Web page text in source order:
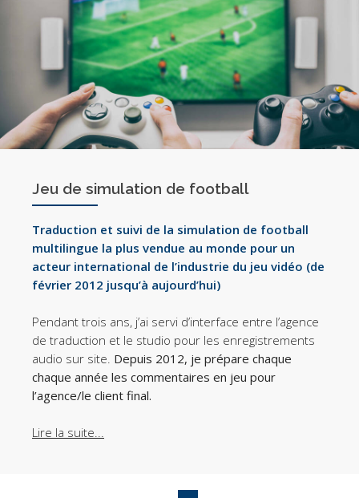
Jeu de simulation de football
Traduction et suivi de la simulation de football
multilingue la plus vendue au monde pour un
acteur international de l’industrie du jeu vidéo (de
février 2012 jusqu’à aujourd’hui)
Pendant trois ans, j’ai servi d’interface entre l’agence
de traduction et le studio pour les enregistrements
audio sur site. Depuis 2012, je prépare chaque
chaque année les commentaires en jeu pour
l’agence/le client final.
Lire la suite...